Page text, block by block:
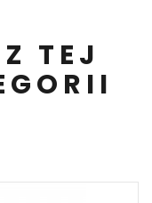
TEJ